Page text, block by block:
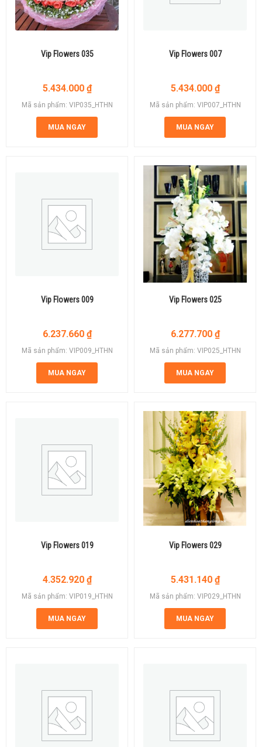
Vip Flowers 035
5.434.000 ₫
Mã sản phẩm: VIP035_HTHN
MUA NGAY
Vip Flowers 007
5.434.000 ₫
Mã sản phẩm: VIP007_HTHN
MUA NGAY
Vip Flowers 009
6.237.660 ₫
Mã sản phẩm: VIP009_HTHN
MUA NGAY
Vip Flowers 025
6.277.700 ₫
Mã sản phẩm: VIP025_HTHN
MUA NGAY
Vip Flowers 019
4.352.920 ₫
Mã sản phẩm: VIP019_HTHN
MUA NGAY
Vip Flowers 029
5.431.140 ₫
Mã sản phẩm: VIP029_HTHN
MUA NGAY